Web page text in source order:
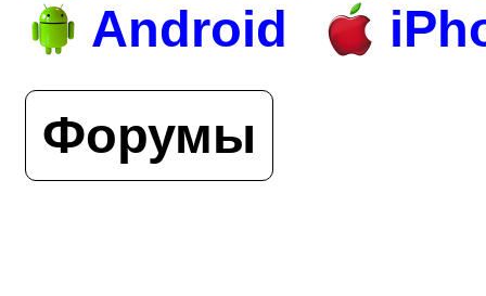
Android
Форумы